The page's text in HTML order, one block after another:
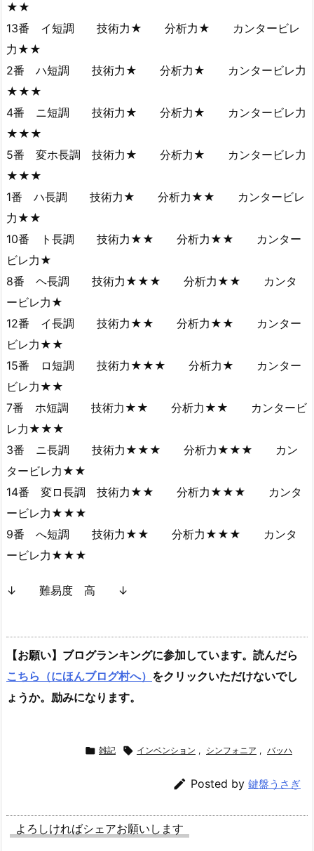
★★
13番 イ短調 技術力★ 分析力★ カンタービレ
力★★
2番 ハ短調 技術力★ 分析力★ カンタービレ力
★★★
4番 ニ短調 技術力★ 分析力★ カンタービレ力
★★★
5番 変ホ長調 技術力★ 分析力★ カンタービレ力
★★★
1番 ハ長調 技術力★ 分析力★★ カンタービレ
力★★
10番 ト長調 技術力★★ 分析力★★ カンター
ビレ力★
8番 ヘ長調 技術力★★★ 分析力★★ カンタ
ービレ力★
12番 イ長調 技術力★★ 分析力★★ カンター
ビレ力★★
15番 ロ短調 技術力★★★ 分析力★ カンター
ビレ力★★
7番 ホ短調 技術力★★ 分析力★★ カンタービ
レ力★★★
3番 ニ長調 技術力★★★ 分析力★★★ カン
タービレ力★★
14番 変ロ長調 技術力★★ 分析力★★★ カンタ
ービレ力★★★
9番 へ短調 技術力★★ 分析力★★★ カンタ
ービレ力★★★
↓ 難易度 高 ↓
【お願い】ブログランキングに参加しています。読んだら
こちら（にほんブログ村へ） をクリックいただけないでし
ょうか。励みになります。
 雑記  インベンション , シンフォニア , バッハ
 Posted by 鍵盤うさぎ
よろしければシェアお願いします